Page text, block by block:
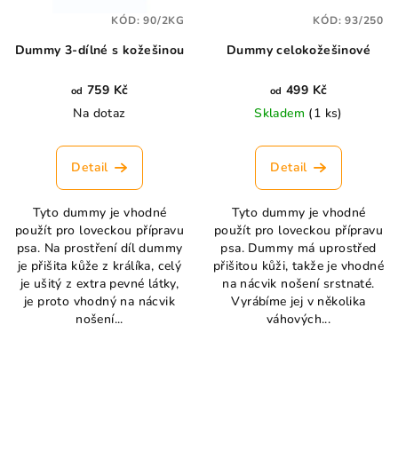
Dummy 3-dílné s kožešinou
od 759 Kč
Na dotaz
Detail
Tyto dummy je vhodné
použít pro loveckou přípravu
psa. Na prostření díl dummy
je přišita kůže z králíka, celý
je ušitý z extra pevné látky,
je proto vhodný na nácvik
nošení...
KÓD:90/2KG
Dummy celokožešinové
od 499 Kč
Skladem (1 ks)
Detail
Tyto dummy je vhodné
použít pro loveckou přípravu
psa. Dummy má uprostřed
přišitou kůži, takže je vhodné
na nácvik nošení srstnaté.
Vyrábíme jej v několika
váhových...
KÓD:93/250